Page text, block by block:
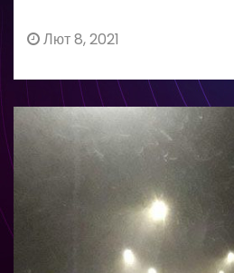
Лют 8, 2021